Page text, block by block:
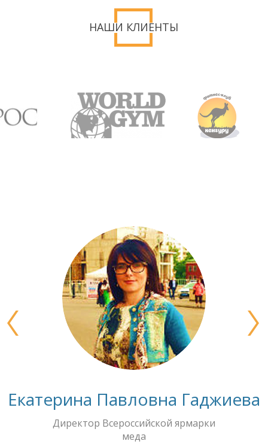
НАШИ КЛИЕНТЫ
Екатерина Павловна Гаджиева
Директор Всероссийской ярмарки
меда